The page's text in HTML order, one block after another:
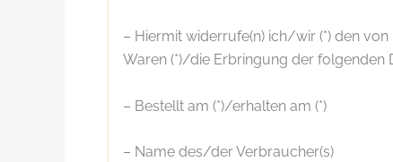
– Hiermit widerrufe(n) ich/wir (*) den
Waren (*)/die Erbringung der folgenden
– Bestellt am (*)/erhalten am (*)
– Name des/der Verbraucher(s)